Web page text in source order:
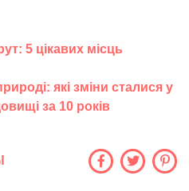
5 цікавих місць
які зміни сталися у
за 10 років